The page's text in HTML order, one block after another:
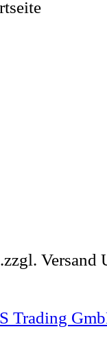
Versand
Trading